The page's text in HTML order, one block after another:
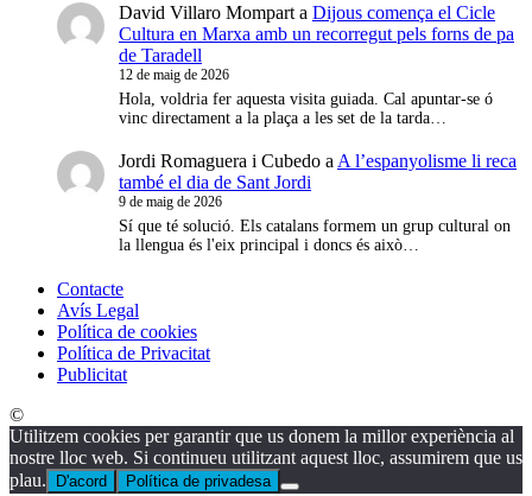
David Villaro Mompart a Dijous comença el Cicle
Cultura en Marxa amb un recorregut pels forns de pa
de Taradell
12 de maig de 2026
Hola, voldria fer aquesta visita guiada. Cal apuntar-se ó
vinc directament a la plaça a les set de la tarda…
Jordi Romaguera i Cubedo a A l’espanyolisme li reca
també el dia de Sant Jordi
9 de maig de 2026
Sí que té solució. Els catalans formem un grup cultural on
la llengua és l'eix principal i doncs és això…
Contacte
Avís Legal
Política de cookies
Política de Privacitat
Publicitat
©
Utilitzem cookies per garantir que us donem la millor experiència al
nostre lloc web. Si continueu utilitzant aquest lloc, assumirem que us
plau.
D'acord Política de privadesa